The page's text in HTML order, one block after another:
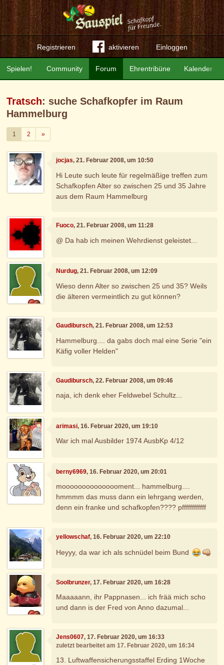
Registrieren aktivieren Einloggen
Community Forum Ehrentribüne Kalender
Spielen!
Tratsch: suche Schafkopfer im Raum
Hammelburg
1 2 »Weiter
jocjas, 21. Februar 2008, um 10:50
Hi Leute such leute für regelmäßige treffen zum
Schafkopfen Alter so zwischen 25 und 35 Jahre
aus dem Raum Hammelburg
Fuoco, 21. Februar 2008, um 11:28
@ Da hab ich meinen Wehrdienst geleistet...
Nurdug, 21. Februar 2008, um 12:09
Wieso denn Alter so zwischen 25 und 35? Weils
die älteren vermeintlich zu gut können?
Gaudibursch, 21. Februar 2008, um 12:53
Hammelburg.... da gabs doch mal eine Serie "ein
Käfig voller Helden"
Gaudibursch, 22. Februar 2008, um 09:46
naja, ich denk eher Feldwebel Schultz...
arimasi, 16. Februar 2020, um 19:10
War ich mal Ausbilder 1974 AusbKp 4/12
berny6969, 16. Februar 2020, um 20:01
mooooooooooooooment... hammelburg....
hmmmm das muss dann ein lehrgang werden,
denn ein franke und schafkopfen???? pffffffffffff
yellowschaf, 16. Februar 2020, um 22:10
Heyyy, da war ich als schnüdel beim Bund
Soolbrunzer, 17. Februar 2020, um 16:28
Maaaaann, ihr Pappnasen... ich frää mich scho
und dann is der Fred von Anno dazumal...
Jens0607, 17. Februar 2020, um 16:33
zuletzt bearbeitet am 17. Februar 2020, um 16:34
13. Luftwaffensicherungsstaffel Erding 1Woche